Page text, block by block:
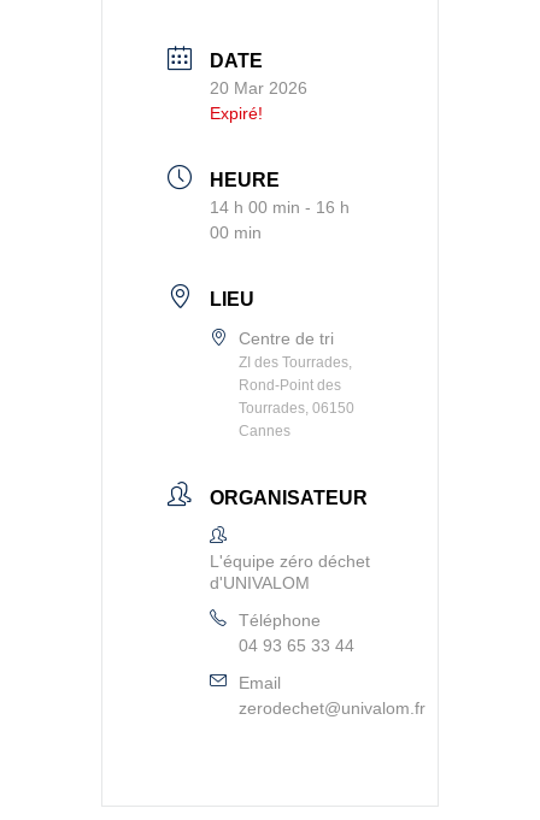
DATE
20 Mar 2026
Expiré!
HEURE
14 h 00 min - 16 h
00 min
LIEU
Centre de tri
ZI des Tourrades,
Rond-Point des
Tourrades, 06150
Cannes
ORGANISATEUR
L'équipe zéro déchet
d'UNIVALOM
Téléphone
04 93 65 33 44
Email
zerodechet@univalom.fr